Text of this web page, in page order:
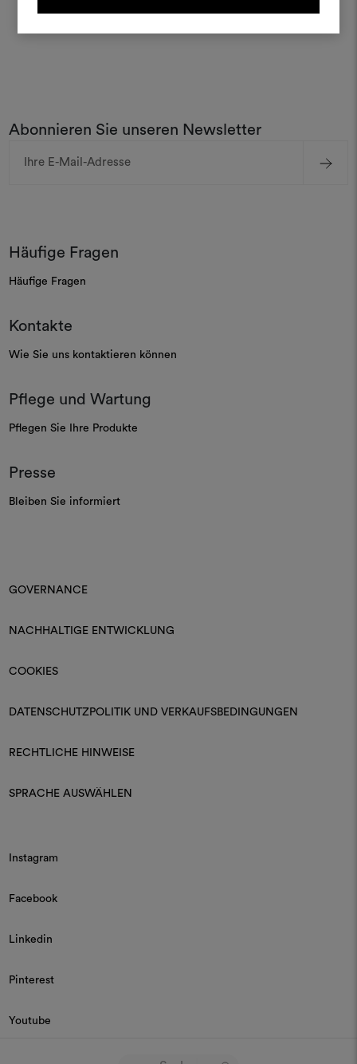
Abonnieren Sie unseren Newsletter
Mail-
Häufige Fragen
Häufige Fragen
Kontakte
Wie Sie uns kontaktieren können
Pflege und Wartung
Pflegen Sie Ihre Produkte
Presse
Bleiben Sie informiert
GOVERNANCE
NACHHALTIGE ENTWICKLUNG
COOKIES
DATENSCHUTZPOLITIK UND VERKAUFSBEDINGUNGEN
RECHTLICHE HINWEISE
SPRACHE AUSWÄHLEN
Instagram
Facebook
Linkedin
Pinterest
Youtube
© 2026 Dedar P.IVA 03187590157